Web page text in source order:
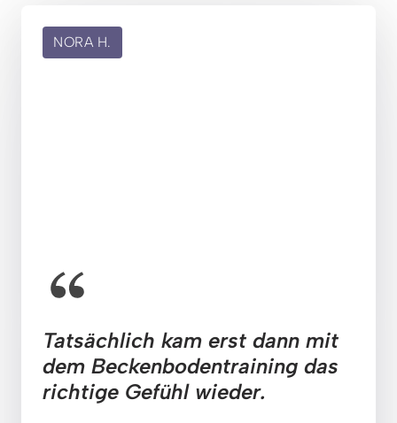
NORA H.
Tatsächlich kam erst dann mit
dem Beckenbodentraining das
richtige Gefühl wieder.